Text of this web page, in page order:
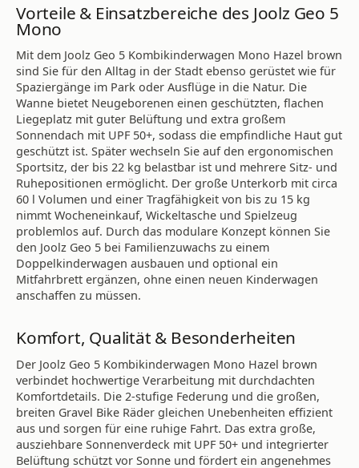
Vorteile & Einsatzbereiche des Joolz Geo 5
Mono
Mit dem Joolz Geo 5 Kombikinderwagen Mono Hazel brown
sind Sie für den Alltag in der Stadt ebenso gerüstet wie für
Spaziergänge im Park oder Ausflüge in die Natur. Die
Wanne bietet Neugeborenen einen geschützten, flachen
Liegeplatz mit guter Belüftung und extra großem
Sonnendach mit UPF 50+, sodass die empfindliche Haut gut
geschützt ist. Später wechseln Sie auf den ergonomischen
Sportsitz, der bis 22 kg belastbar ist und mehrere Sitz- und
Ruhepositionen ermöglicht. Der große Unterkorb mit circa
60 l Volumen und einer Tragfähigkeit von bis zu 15 kg
nimmt Wocheneinkauf, Wickeltasche und Spielzeug
problemlos auf. Durch das modulare Konzept können Sie
den Joolz Geo 5 bei Familienzuwachs zu einem
Doppelkinderwagen ausbauen und optional ein
Mitfahrbrett ergänzen, ohne einen neuen Kinderwagen
anschaffen zu müssen.
Komfort, Qualität & Besonderheiten
Der Joolz Geo 5 Kombikinderwagen Mono Hazel brown
verbindet hochwertige Verarbeitung mit durchdachten
Komfortdetails. Die 2-stufige Federung und die großen,
breiten Gravel Bike Räder gleichen Unebenheiten effizient
aus und sorgen für eine ruhige Fahrt. Das extra große,
ausziehbare Sonnenverdeck mit UPF 50+ und integrierter
Belüftung schützt vor Sonne und fördert ein angenehmes